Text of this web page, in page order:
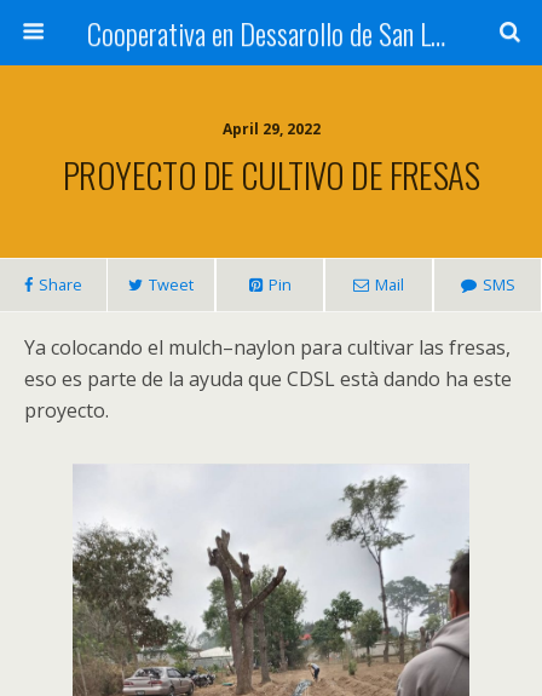
Cooperativa en Dessarollo de San Luis
April 29, 2022
PROYECTO DE CULTIVO DE FRESAS
Share Tweet Pin Mail SMS
Ya colocando el mulch–naylon para cultivar las fresas,
eso es parte de la ayuda que CDSL està dando ha este
proyecto.